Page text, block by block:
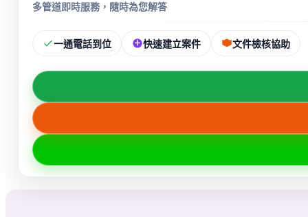
多管道即時服務，隨時為您解答
一通電話到位 快速建立案件 文件檢核協助